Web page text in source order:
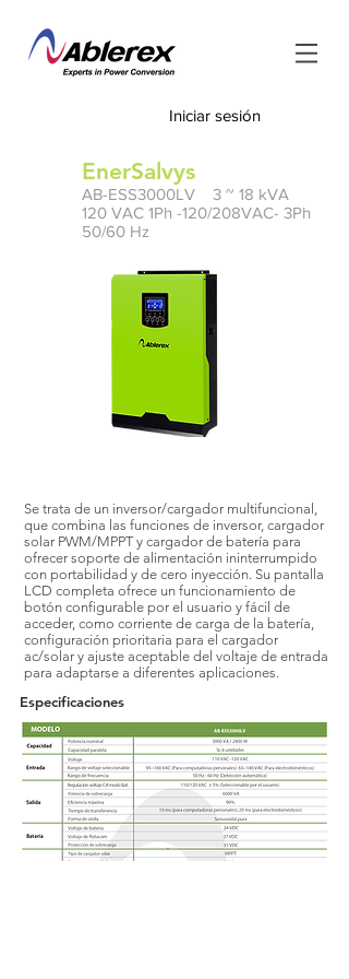
Iniciar sesión
EnerSalvys
AB-ESS3000LV 3 ~ 18 kVA
120 VAC 1Ph -120/208VAC- 3Ph
50/60 Hz
Se trata de un inversor/cargador multifuncional,
que combina las funciones de inversor, cargador
solar PWM/MPPT y cargador de batería para
ofrecer soporte de alimentación ininterrumpido
con portabilidad y de cero inyección. Su pantalla
LCD completa ofrece un funcionamiento de
botón configurable por el usuario y fácil de
acceder, como corriente de carga de la batería,
configuración prioritaria para el cargador
ac/solar y ajuste aceptable del voltaje de entrada
para adaptarse a diferentes aplicaciones.
Especificaciones